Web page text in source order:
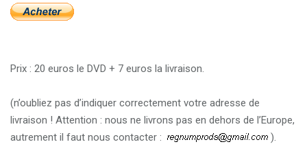
Prix : 20 euros le DVD + 7 euros la livraison.
(n’oubliez pas d’indiquer correctement votre adresse de
livraison ! Attention : nous ne livrons pas en dehors de l’Europe,
autrement il faut nous contacter :
).